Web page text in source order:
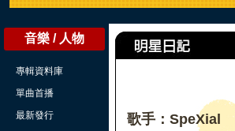
音樂 / 人物
專輯資料庫
單曲首播
最新發行
歌手：SpeXial